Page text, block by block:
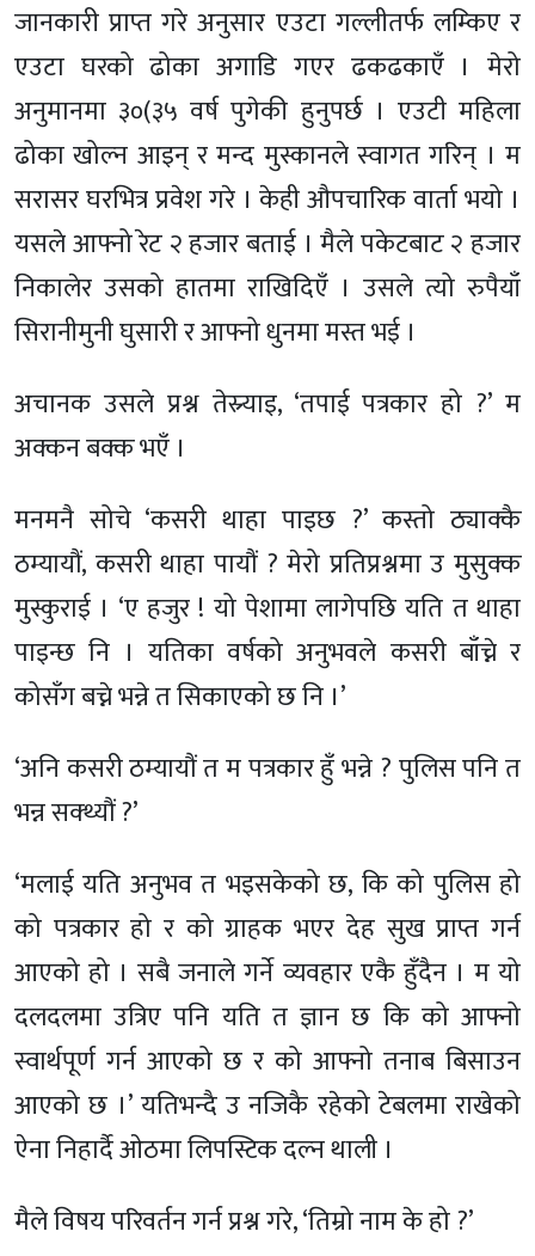
जानकारी प्राप्त गरे अनुसार एउटा गल्लीतर्फ लम्किए र
एउटा घरको ढोका अगाडि गएर ढकढकाएँ । मेरो
अनुमानमा ३०(३५ वर्ष पुगेकी हुनुपर्छ । एउटी महिला
ढोका खोल्न आइन् र मन्द मुस्कानले स्वागत गरिन् । म
सरासर घरभित्र प्रवेश गरे । केही औपचारिक वार्ता भयो ।
यसले आफ्नो रेट २ हजार बताई । मैले पकेटबाट २ हजार
निकालेर उसको हातमा राखिदिएँ । उसले त्यो रुपैयाँ
सिरानीमुनी घुसारी र आफ्नो धुनमा मस्त भई ।
अचानक उसले प्रश्न तेस्र्याइ, ‘तपाई पत्रकार हो ?’ म
अक्कन बक्क भएँ ।
मनमनै सोचे ‘कसरी थाहा पाइछ ?’ कस्तो ठ्याक्कै
ठम्यायौं, कसरी थाहा पायौं ? मेरो प्रतिप्रश्नमा उ मुसुक्क
मुस्कुराई । ‘ए हजुर ! यो पेशामा लागेपछि यति त थाहा
पाइन्छ नि । यतिका वर्षको अनुभवले कसरी बाँच्ने र
कोसँग बच्ने भन्ने त सिकाएको छ नि ।’
‘अनि कसरी ठम्यायौं त म पत्रकार हुँ भन्ने ? पुलिस पनि त
भन्न सक्थ्यौं ?’
‘मलाई यति अनुभव त भइसकेको छ, कि को पुलिस हो
को पत्रकार हो र को ग्राहक भएर देह सुख प्राप्त गर्न
आएको हो । सबै जनाले गर्ने व्यवहार एकै हुँदैन । म यो
दलदलमा उत्रिए पनि यति त ज्ञान छ कि को आफ्नो
स्वार्थपूर्ण गर्न आएको छ र को आफ्नो तनाब बिसाउन
आएको छ ।’ यतिभन्दै उ नजिकै रहेको टेबलमा राखेको
ऐना निहार्दै ओठमा लिपस्टिक दल्न थाली ।
मैले विषय परिवर्तन गर्न प्रश्न गरे, ‘तिम्रो नाम के हो ?’